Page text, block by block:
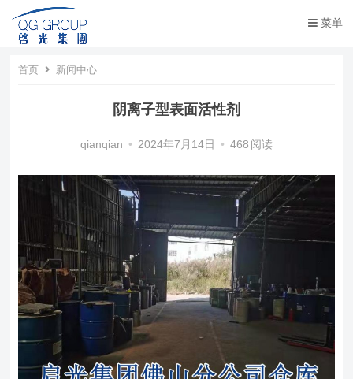
菜单
首页 新闻中心
阴离子型表面活性剂
qianqian • 2024年7月14日 • 468 阅读